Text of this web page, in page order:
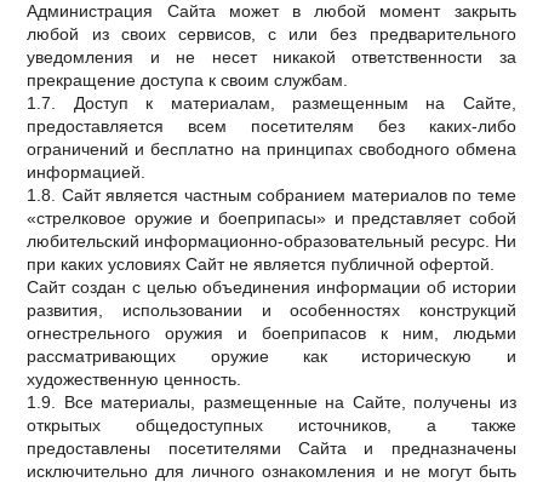
Администрация Сайта может в любой момент закрыть
любой из своих сервисов, с или без предварительного
уведомления и не несет никакой ответственности за
прекращение доступа к своим службам.
1.7. Доступ к материалам, размещенным на Сайте,
предоставляется всем посетителям без каких-либо
ограничений и бесплатно на принципах свободного обмена
информацией.
1.8. Сайт является частным собранием материалов по теме
«стрелковое оружие и боеприпасы» и представляет собой
любительский информационно-образовательный ресурс. Ни
при каких условиях Сайт не является публичной офертой.
Сайт создан с целью объединения информации об истории
развития, использовании и особенностях конструкций
огнестрельного оружия и боеприпасов к ним, людьми
рассматривающих оружие как историческую и
художественную ценность.
1.9. Все материалы, размещенные на Сайте, получены из
открытых общедоступных источников, а также
предоставлены посетителями Сайта и предназначены
исключительно для личного ознакомления и не могут быть